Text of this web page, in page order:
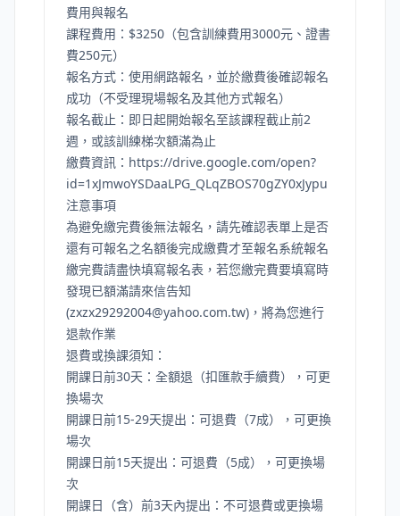
費用與報名
課程費用：$3250（包含訓練費用3000元、證書
費250元）
報名方式：使用網路報名，並於繳費後確認報名
成功（不受理現場報名及其他方式報名）
報名截止：即日起開始報名至該課程截止前2
週，或該訓練梯次額滿為止
繳費資訊： https://drive.google.com/open?
id=1xJmwoYSDaaLPG_QLqZBOS70gZY0xJypu
注意事項
為避免繳完費後無法報名，請先確認表單上是否
還有可報名之名額後完成繳費才至報名系統報名
繳完費請盡快填寫報名表，若您繳完費要填寫時
發現已額滿請來信告知
(zxzx29292004@yahoo.com.tw)，將為您進行
退款作業
退費或換課須知：
開課日前30天：全額退（扣匯款手續費），可更
換場次
開課日前15-29天提出：可退費（7成），可更換
場次
開課日前15天提出：可退費（5成），可更換場
次
開課日（含）前3天內提出：不可退費或更換場